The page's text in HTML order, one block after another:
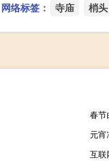
网络标签： 寺庙 梢头
春节
元
互联